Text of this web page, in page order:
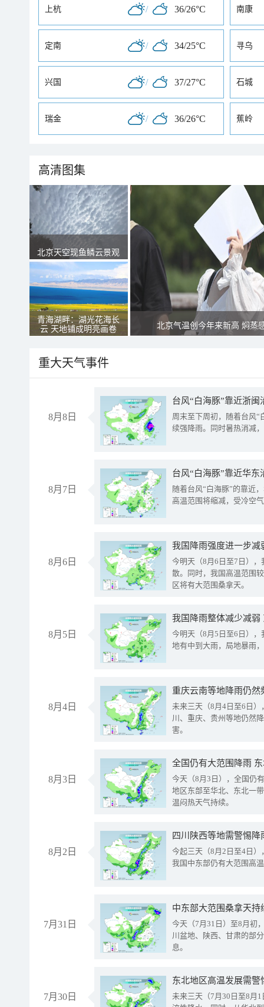
上杭 / 36/26°C 南康
定南 / 34/25°C 寻乌
兴国 / 37/27°C 石城
瑞金 / 36/26°C 蕉岭
高清图集
北京天空现鱼鳞云景观
青海湖畔：湖光花海长
云 天地铺成明亮画卷
北京气温创今年来新高 焖蒸
重大天气事件
8月8日
台风“白海豚”靠近浙
周末至下周初，随着台风“
续强降雨。同时暑热消减
8月7日
台风“白海豚”靠近华
随着台风“白海豚”的靠近
高温范围将缩减，受冷空
8月6日
今明天（8月6日至7日）
散。同时，我国高温范围
区将有大范围桑拿天。
8月5日
我国降雨整体减少减弱
今明天（8月5日至6日）
地有中到大雨，局地暴雨
8月4日
重庆云南等地降雨仍然
未来三天（8月4日至6日
川、重庆、贵州等地仍然
害。
8月3日
全国仍有大范围降雨
今天（8月3日），全国仍
地区东部至华北、东北一
温闷热天气持续。
8月2日
今起三天（8月2日至4日
我国中东部仍有大范围高
7月31日
中东部大范围桑拿天
今天（7月31日）至8月初
川盆地、陕西、甘肃的部
息。
7月30日
东北地区高温发展需
未来三天（7月30日至8月